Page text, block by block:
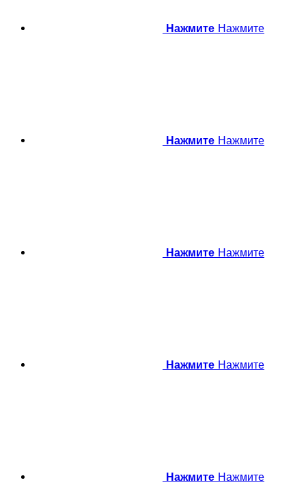
Нажмите Нажмите
Нажмите Нажмите
Нажмите Нажмите
Нажмите Нажмите
Нажмите Нажмите